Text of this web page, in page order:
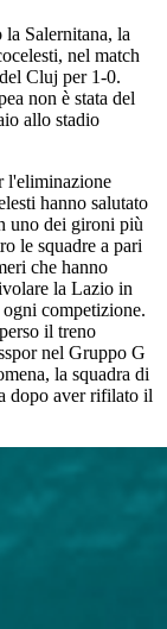
Salernitana, la
nel match
Cluj per 1-0.
non è stata del
allo stadio
l'eliminazione
hanno salutato
uno dei gironi più
le squadre a pari
che hanno
la Lazio in
competizione.
il treno
nel Gruppo G
la squadra di
dopo aver rifilato il